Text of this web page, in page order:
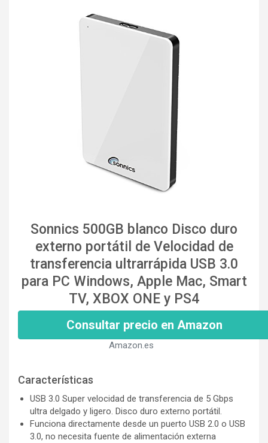
Sonnics 500GB blanco Disco duro
externo portátil de Velocidad de
transferencia ultrarrápida USB 3.0
para PC Windows, Apple Mac, Smart
TV, XBOX ONE y PS4
Consultar precio en Amazon
Amazon.es
Características
USB 3.0 Super velocidad de transferencia de 5 Gbps
ultra delgado y ligero. Disco duro externo portátil.
Funciona directamente desde un puerto USB 2.0 o USB
3.0, no necesita fuente de alimentación externa